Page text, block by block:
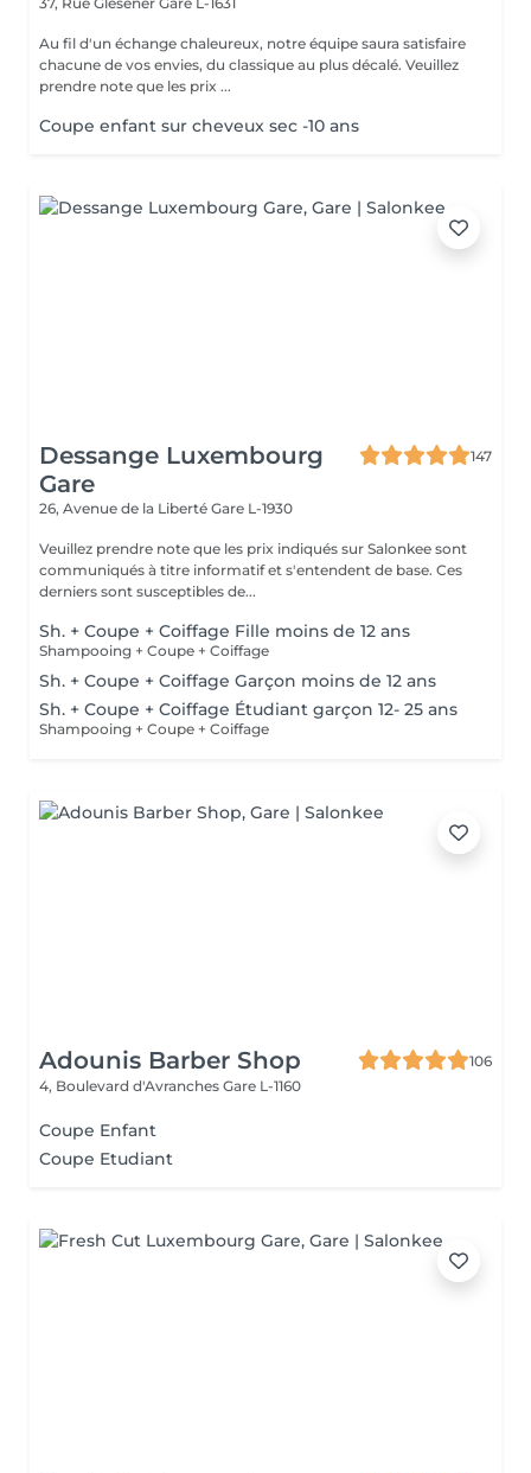
Au fil d'un échange chaleureux, notre équipe saura satisfaire
chacune de vos envies, du classique au plus décalé. Veuillez
prendre note que les prix ...
Coupe enfant sur cheveux sec -10 ans
Dessange Luxembourg
Gare
147
26, Avenue de la Liberté Gare L-1930
Veuillez prendre note que les prix indiqués sur Salonkee sont
communiqués à titre informatif et s'entendent de base. Ces
derniers sont susceptibles de...
Sh. + Coupe + Coiffage Fille moins de 12 ans
Shampooing + Coupe + Coiffage
Sh. + Coupe + Coiffage Garçon moins de 12 ans
Sh. + Coupe + Coiffage Étudiant garçon 12- 25 ans
Shampooing + Coupe + Coiffage
Adounis Barber Shop
106
4, Boulevard d'Avranches Gare L-1160
Coupe Enfant
Coupe Etudiant